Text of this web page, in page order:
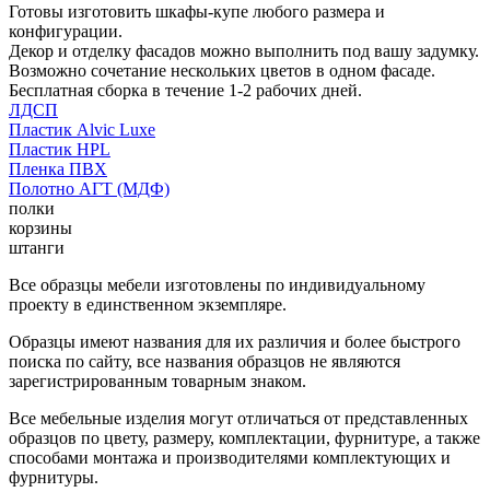
Готовы изготовить шкафы-купе любого размера и
конфигурации.
Декор и отделку фасадов можно выполнить под вашу задумку.
Возможно сочетание нескольких цветов в одном фасаде.
Бесплатная сборка в течение 1-2 рабочих дней.
ЛДСП
Пластик Alvic Luxe
Пластик HPL
Пленка ПВХ
Полотно АГТ (МДФ)
полки
корзины
штанги
Все образцы мебели изготовлены по индивидуальному
проекту в единственном экземпляре.
Образцы имеют названия для их различия и более быстрого
поиска по сайту, все названия образцов не являются
зарегистрированным товарным знаком.
Все мебельные изделия могут отличаться от представленных
образцов по цвету, размеру, комплектации, фурнитуре, а также
способами монтажа и производителями комплектующих и
фурнитуры.